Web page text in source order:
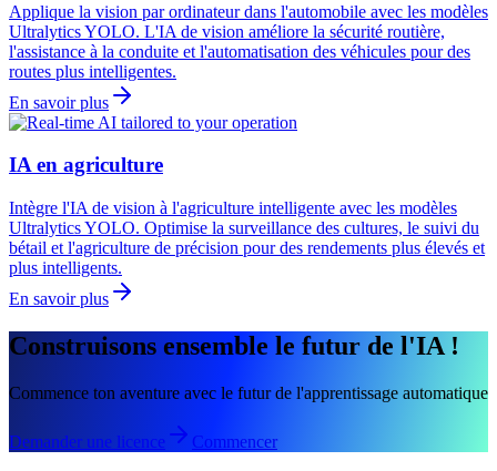
Applique la vision par ordinateur dans l'automobile avec les modèles
Ultralytics YOLO. L'IA de vision améliore la sécurité routière,
l'assistance à la conduite et l'automatisation des véhicules pour des
routes plus intelligentes.
En savoir plus
IA en agriculture
Intègre l'IA de vision à l'agriculture intelligente avec les modèles
Ultralytics YOLO. Optimise la surveillance des cultures, le suivi du
bétail et l'agriculture de précision pour des rendements plus élevés et
plus intelligents.
En savoir plus
Construisons ensemble le futur de l'IA !
Commence ton aventure avec le futur de l'apprentissage automatique
Demander une licence Commencer